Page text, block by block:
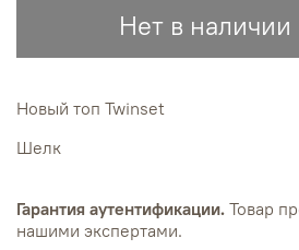
Нет в наличии
Новый топ Twinset
Шелк
Гарантия аутентификации. Товар
нашими экспертами.